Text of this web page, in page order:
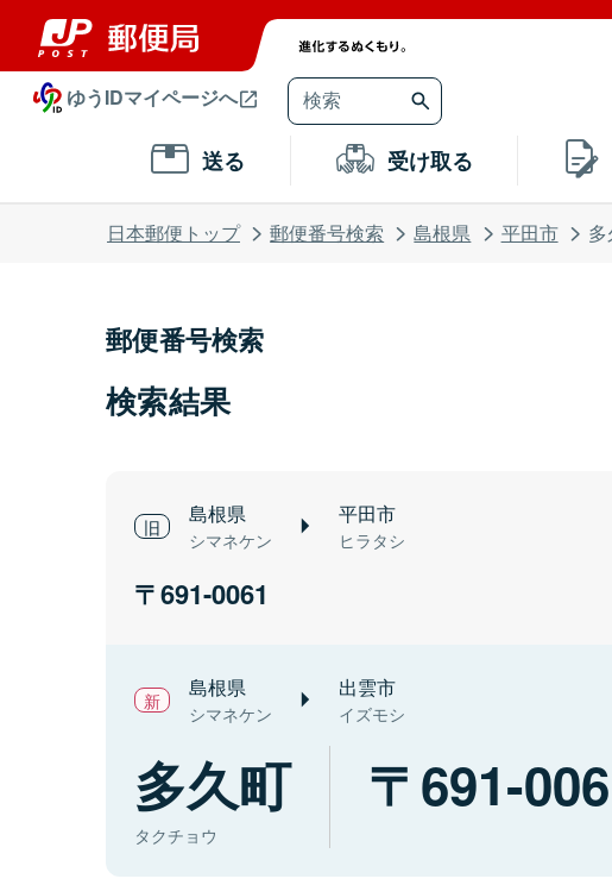
ゆうIDマイページへ
送る 受け取る
日本郵便トップ 郵便番号検索 島根県 平田市
郵便番号検索
検索結果
島根県
シマネケン
平田市
ヒラタシ
691-0061
島根県
シマネケン
出雲市
イズモシ
多久町
タクチョウ
691-